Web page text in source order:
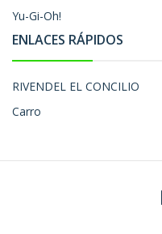
Yu-Gi-Oh!
ENLACES RÁPIDOS
RIVENDEL EL CONCILIO
Carro